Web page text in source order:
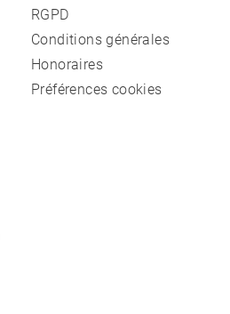
RGPD
Conditions générales
Honoraires
Préférences cookies